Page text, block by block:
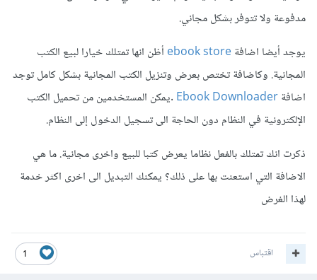
مدفوعة ولا تتوفر بشكل مجاني.
يوجد أيضا اضافةebook storeأظن انها تمتلك خيارا لبيع الكتب
المجانية. وكاضافة تختص بعرض وتنزيل الكتب المجانية بشكل كامل توجد
اضافةEbook Downloader.يمكن المستخدمين من تحميل الكتب
الإلكترونية في النظام دون الحاجة الى تسجيل الدخول إلى النظام.
ذكرت انك تمتلك بالفعل نظاما يعرض كتبا للبيع واخرى مجانية. ما هي
الاضافة التي استعنت بها على ذلك؟ يمكنك التبديل الى اخرى اكثر خدمة
لهذا الغرض
1 اقتباس